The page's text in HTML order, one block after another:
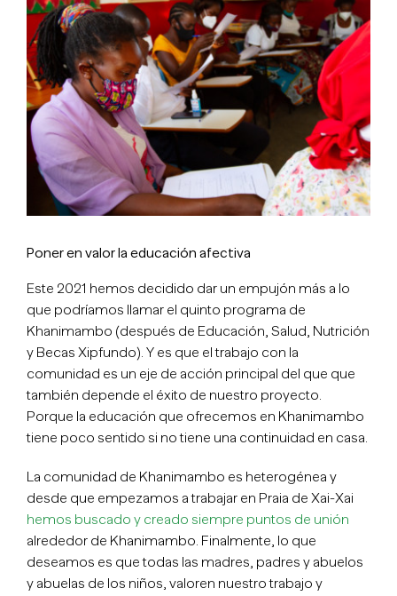
imagen
más
grande
Poner en valor la educación afectiva
Este 2021 hemos decidido dar un empujón más a lo
que podríamos llamar el quinto programa de
Khanimambo (después de Educación, Salud, Nutrición
y Becas Xipfundo). Y es que el trabajo con la
comunidad es un eje de acción principal del que que
también depende el éxito de nuestro proyecto.
Porque la educación que ofrecemos en Khanimambo
tiene poco sentido si no tiene una continuidad en casa.
La comunidad de Khanimambo es heterogénea y
desde que empezamos a trabajar en Praia de Xai-Xai
hemos buscado y creado siempre puntos de unión
alrededor de Khanimambo. Finalmente, lo que
deseamos es que todas las madres, padres y abuelos
y abuelas de los niños, valoren nuestro trabajo y